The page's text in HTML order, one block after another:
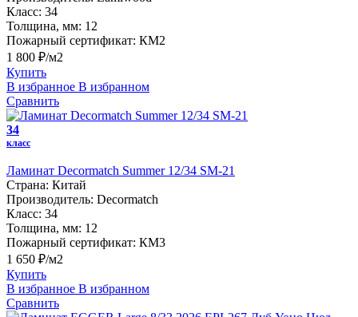
Класс: 34
Толщина, мм: 12
Пожарный сертификат: КМ2
1 800 ₽/м2
Купить
В избранное В избранном
Сравнить
34
класс
Ламинат Decormatch Summer 12/34 SM-21
Страна: Китай
Производитель: Decormatch
Класс: 34
Толщина, мм: 12
Пожарный сертификат: КМ3
1 650 ₽/м2
Купить
В избранное В избранном
Сравнить